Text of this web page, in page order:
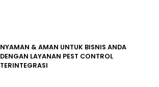
NYAMAN & AMAN UNTUK BISNIS ANDA
DENGAN LAYANAN PEST CONTROL
TERINTEGRASI